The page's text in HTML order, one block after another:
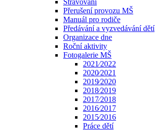
Stravování
Přerušení provozu MŠ
Manuál pro rodiče
Předávání a vyzvedávání dětí
Organizace dne
Roční aktivity
Fotogalerie MŠ
2021⁄2022
2020⁄2021
2019⁄2020
2018⁄2019
2017⁄2018
2016⁄2017
2015⁄2016
Práce dětí